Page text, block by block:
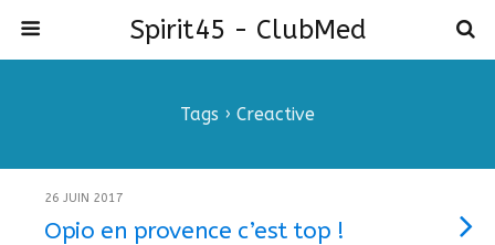
Spirit45 - ClubMed
Tags › Creactive
26 JUIN 2017
Opio en provence c’est top !